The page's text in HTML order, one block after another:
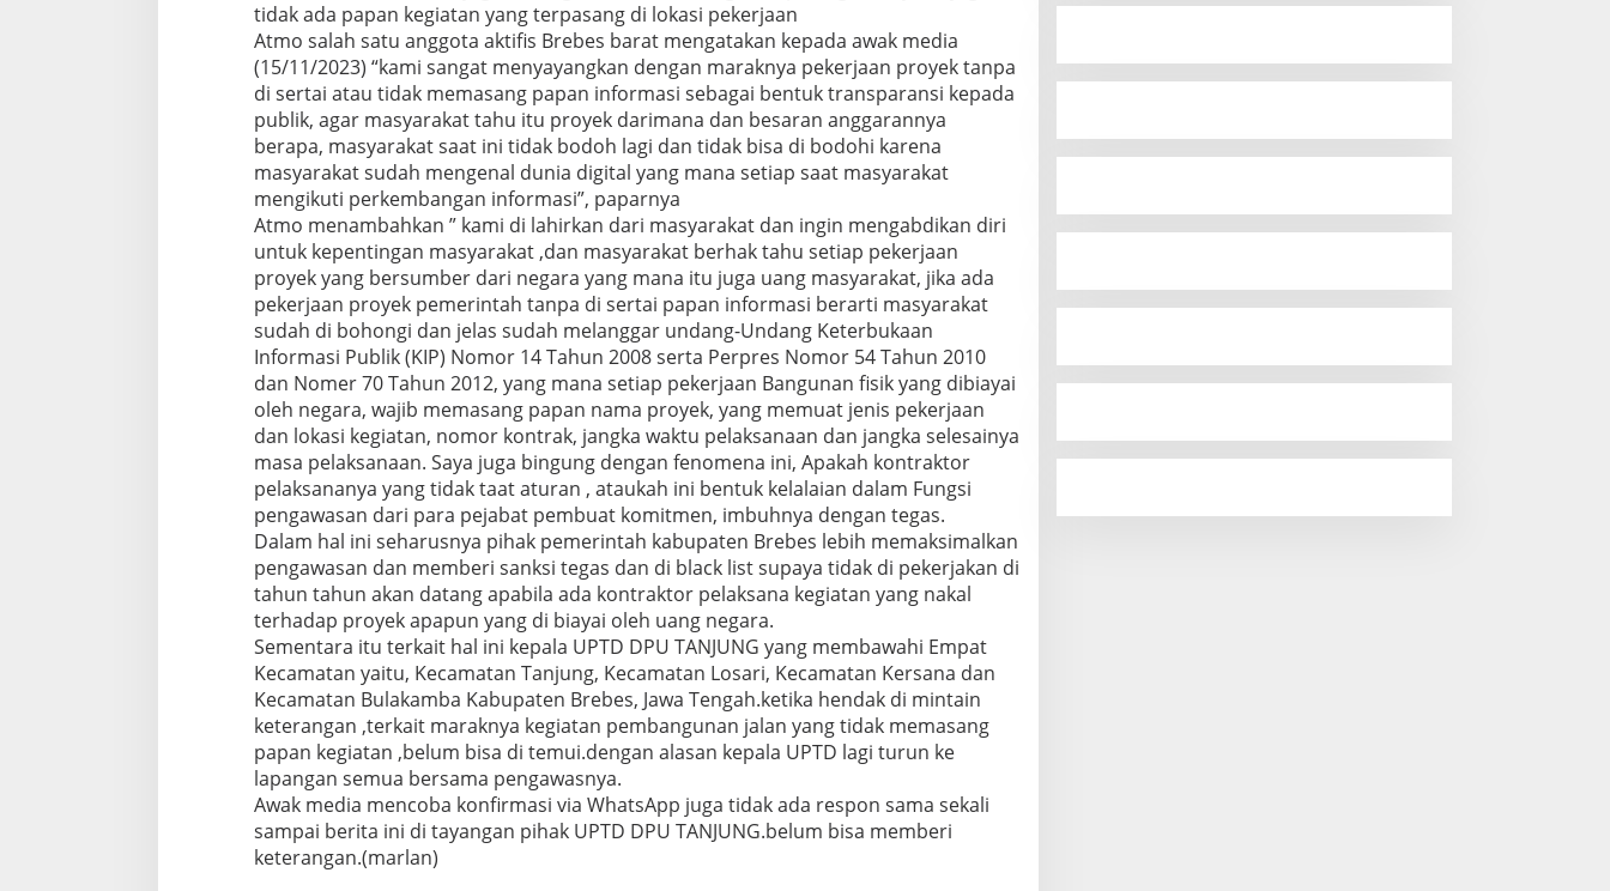
m
f
o
r
a
s
i
j
a
d
i
S
o
r
o
t
a
n
A
k
t
i
f
i
s
r
e
b
e
s
B
a
r
a
t
tidak ada papan kegiatan yang terpasang di lokasi pekerjaan
Atmo salah satu anggota aktifis Brebes barat mengatakan kepada awak media
(15/11/2023) “kami sangat menyayangkan dengan maraknya pekerjaan proyek tanpa
di sertai atau tidak memasang papan informasi sebagai bentuk transparansi kepada
publik, agar masyarakat tahu itu proyek darimana dan besaran anggarannya
berapa, masyarakat saat ini tidak bodoh lagi dan tidak bisa di bodohi karena
masyarakat sudah mengenal dunia digital yang mana setiap saat masyarakat
mengikuti perkembangan informasi”, paparnya
Atmo menambahkan ” kami di lahirkan dari masyarakat dan ingin mengabdikan diri
untuk kepentingan masyarakat ,dan masyarakat berhak tahu setiap pekerjaan
proyek yang bersumber dari negara yang mana itu juga uang masyarakat, jika ada
pekerjaan proyek pemerintah tanpa di sertai papan informasi berarti masyarakat
sudah di bohongi dan jelas sudah melanggar undang-Undang Keterbukaan
Informasi Publik (KIP) Nomor 14 Tahun 2008 serta Perpres Nomor 54 Tahun 2010
dan Nomer 70 Tahun 2012, yang mana setiap pekerjaan Bangunan fisik yang dibiayai
oleh negara, wajib memasang papan nama proyek, yang memuat jenis pekerjaan
dan lokasi kegiatan, nomor kontrak, jangka waktu pelaksanaan dan jangka selesainya
masa pelaksanaan. Saya juga bingung dengan fenomena ini, Apakah kontraktor
pelaksananya yang tidak taat aturan , ataukah ini bentuk kelalaian dalam Fungsi
pengawasan dari para pejabat pembuat komitmen, imbuhnya dengan tegas.
Dalam hal ini seharusnya pihak pemerintah kabupaten Brebes lebih memaksimalkan
pengawasan dan memberi sanksi tegas dan di black list supaya tidak di pekerjakan di
tahun tahun akan datang apabila ada kontraktor pelaksana kegiatan yang nakal
terhadap proyek apapun yang di biayai oleh uang negara.
Sementara itu terkait hal ini kepala UPTD DPU TANJUNG yang membawahi Empat
Kecamatan yaitu, Kecamatan Tanjung, Kecamatan Losari, Kecamatan Kersana dan
Kecamatan Bulakamba Kabupaten Brebes, Jawa Tengah.ketika hendak di mintain
keterangan ,terkait maraknya kegiatan pembangunan jalan yang tidak memasang
papan kegiatan ,belum bisa di temui.dengan alasan kepala UPTD lagi turun ke
lapangan semua bersama pengawasnya.
Awak media mencoba konfirmasi via WhatsApp juga tidak ada respon sama sekali
sampai berita ini di tayangan pihak UPTD DPU TANJUNG.belum bisa memberi
keterangan.(marlan)